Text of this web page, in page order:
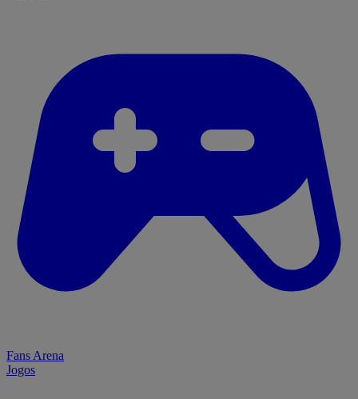
Fans Arena
Jogos